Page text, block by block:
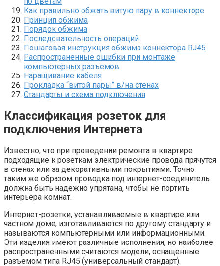
Как правильно обжать витую пару в коннекторе
Принцип обжима
Порядок обжима
Последовательность операций
Пошаговая инструкция обжима коннектора RJ45
Распространенные ошибки при монтаже
компьютерных разъемов
Наращивание кабеля
Прокладка “витой пары” в/на стенах
Стандарты и схема подключения
Классификация розеток для
подключения Интернета
Известно, что при проведении ремонта в квартире
подходящие к розеткам электрические провода прячутся
в стенах или за декоративными покрытиями. Точно
таким же образом проводка под интернет-соединитель
должна быть надежно упрятана, чтобы не портить
интерьера комнат.
Интернет-розетки, устанавливаемые в квартире или
частном доме, изготавливаются по другому стандарту и
называются компьютерными или информационными.
Эти изделия имеют различные исполнения, но наиболее
распространенными считаются модели, оснащенные
разъемом типа RJ45 (универсальный стандарт).